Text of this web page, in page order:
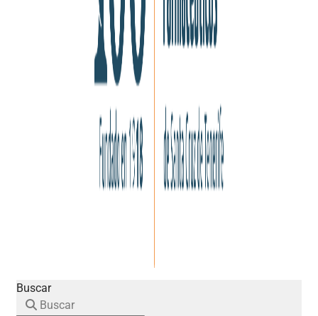
Buscar
Buscar